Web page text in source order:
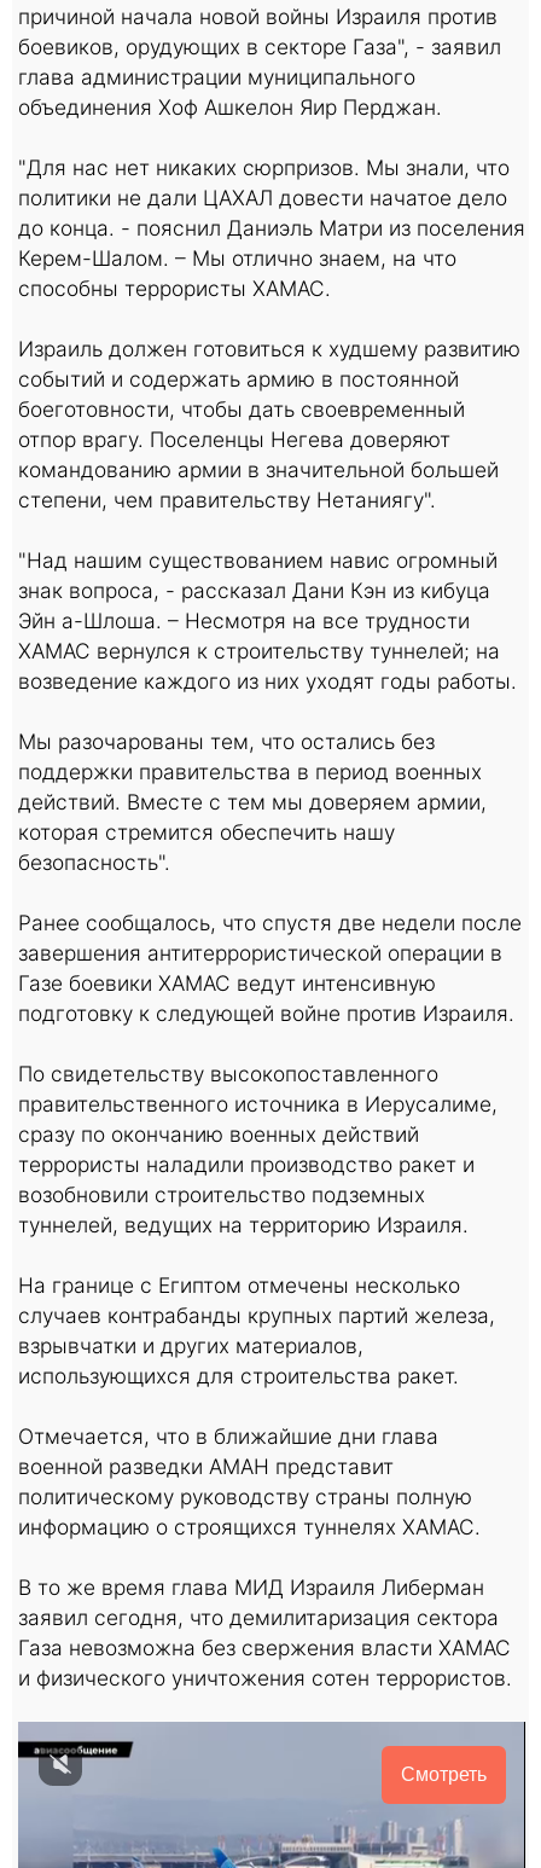
причиной начала новой войны Израиля против
боевиков, орудующих в секторе Газа", - заявил
глава администрации муниципального
объединения Хоф Ашкелон Яир Перджан.
"Для нас нет никаких сюрпризов. Мы знали, что
политики не дали ЦАХАЛ довести начатое дело
до конца. - пояснил Даниэль Матри из поселения
Керем-Шалом. – Мы отлично знаем, на что
способны террористы ХАМАС.
Израиль должен готовиться к худшему развитию
событий и содержать армию в постоянной
боеготовности, чтобы дать своевременный
отпор врагу. Поселенцы Негева доверяют
командованию армии в значительной большей
степени, чем правительству Нетаниягу".
"Над нашим существованием навис огромный
знак вопроса, - рассказал Дани Кэн из кибуца
Эйн а-Шлоша. – Несмотря на все трудности
ХАМАС вернулся к строительству туннелей; на
возведение каждого из них уходят годы работы.
Мы разочарованы тем, что остались без
поддержки правительства в период военных
действий. Вместе с тем мы доверяем армии,
которая стремится обеспечить нашу
безопасность".
Ранее сообщалось, что спустя две недели после
завершения антитеррористической операции в
Газе боевики ХАМАС ведут интенсивную
подготовку к следующей войне против Израиля.
По свидетельству высокопоставленного
правительственного источника в Иерусалиме,
сразу по окончанию военных действий
террористы наладили производство ракет и
возобновили строительство подземных
туннелей, ведущих на территорию Израиля.
На границе с Египтом отмечены несколько
случаев контрабанды крупных партий железа,
взрывчатки и других материалов,
использующихся для строительства ракет.
Отмечается, что в ближайшие дни глава
военной разведки АМАН представит
политическому руководству страны полную
информацию о строящихся туннелях ХАМАС.
В то же время глава МИД Израиля Либерман
заявил сегодня, что демилитаризация сектора
Газа невозможна без свержения власти ХАМАС
и физического уничтожения сотен террористов.
Смотреть